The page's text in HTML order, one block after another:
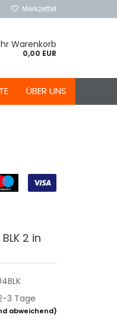
Merkzettel
Warenkorb
0,00 EUR
ÜBER UNS
2 in
3 Tage
abweichend)